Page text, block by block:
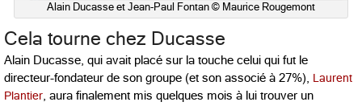
Alain Ducasse et Jean-Paul Fontan © Maurice Rougemont
Cela tourne chez Ducasse
Alain Ducasse, qui avait placé sur la touche celui qui fut le
directeur-fondateur de son groupe (et son associé à 27%), Laurent
Plantier, aura finalement mis quelques mois à lui trouver un